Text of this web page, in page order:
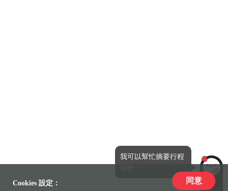
LiLi
我可以幫忙摘要行程
Cookies 設定： 同意